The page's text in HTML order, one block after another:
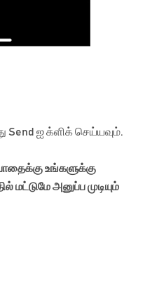
ஐ க்ளிக் செய்யவும்.
உங்களுக்கு
அனுப்ப முடியும்